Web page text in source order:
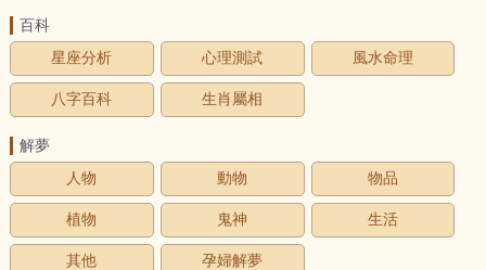
百科
星座分析
心理測試 風水命理
八字百科 生肖屬相
解夢
人物
動物 物品
植物 鬼神 生活
其他 孕婦解夢